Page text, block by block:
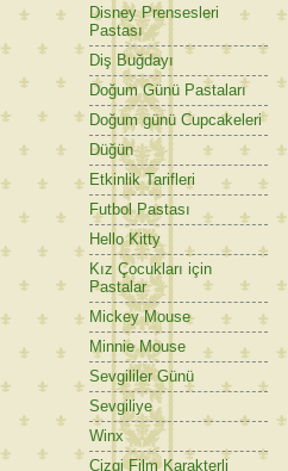
Disney Prensesleri
Pastası
Diş Buğdayı
Doğum Günü Pastaları
Doğum günü Cupcakeleri
Düğün
Etkinlik Tarifleri
Futbol Pastası
Hello Kitty
Kız Çocukları için
Pastalar
Mickey Mouse
Minnie Mouse
Sevgililer Günü
Sevgiliye
Winx
Çizgi Film Karakterli